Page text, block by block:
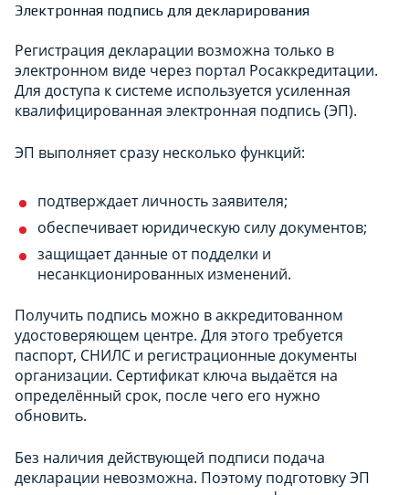
Электронная подпись для декларирования
Регистрация декларации возможна только в
электронном виде через портал Росаккредитации.
Для доступа к системе используется усиленная
квалифицированная электронная подпись (ЭП).
ЭП выполняет сразу несколько функций:
подтверждает личность заявителя;
обеспечивает юридическую силу документов;
защищает данные от подделки и
несанкционированных изменений.
Получить подпись можно в аккредитованном
удостоверяющем центре. Для этого требуется
паспорт, СНИЛС и регистрационные документы
организации. Сертификат ключа выдаётся на
определённый срок, после чего его нужно
обновить.
Без наличия действующей подписи подача
декларации невозможна. Поэтому подготовку ЭП